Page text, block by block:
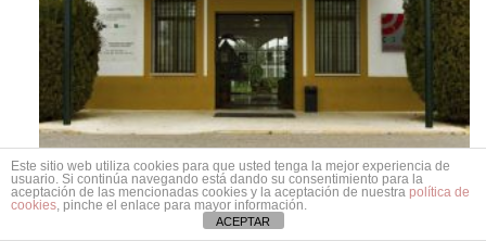
UEDTO
Este sitio web utiliza cookies para que usted tenga la mejor experiencia de
usuario. Si continúa navegando está dando su consentimiento para la
aceptación de las mencionadas cookies y la aceptación de nuestra política de
cookies, pinche el enlace para mayor información.
ACEPTAR